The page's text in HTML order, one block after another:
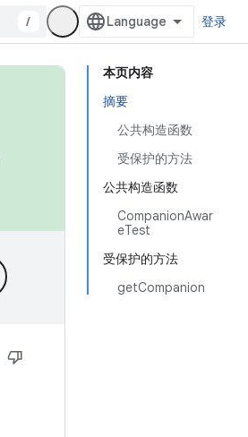
/ 登录
本页内容
摘要
公共构造函数
受保护的方法
公共构造函数
CompanionAwar
eTest
受保护的方法
getCompanion